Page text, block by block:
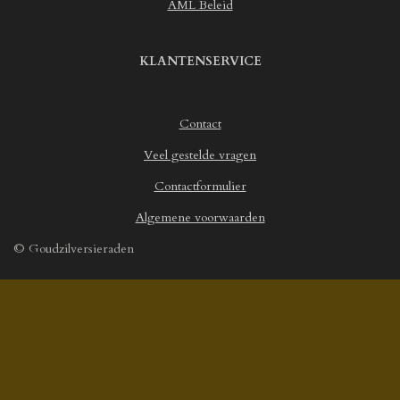
AML Beleid
KLANTENSERVICE
Contact
Veel gestelde vragen
Contactformulier
Algemene voorwaarden
© Goudzilversieraden